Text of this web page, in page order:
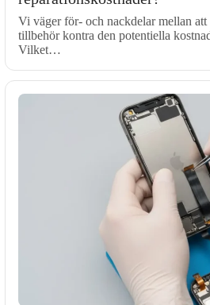
Vi väger för- och nackdelar mellan
tillbehör kontra den potentiella
Vilket…